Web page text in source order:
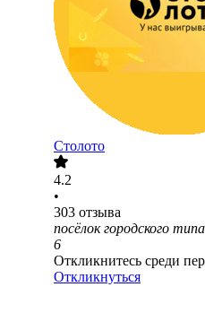
Столото
4.2
•
303 отзыва
посёлок городского
6
Откликнитесь среди
Откликнуться